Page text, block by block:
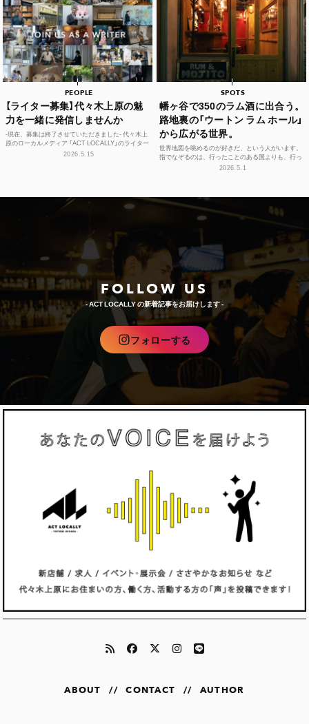
PEOPLE
【ライター募集】代々木上原の魅
力を一緒に発信しませんか
-現在、募集は終了させていただきました- 代々木上
原のローカルメディア 「ACT LOCALLY」のライター
募集！ 世界中にある個性豊かな街に負けない魅...
2026.5.15
SPOTS
幡ヶ谷で350のラム酒に出合う。
路地裏の「ウートン ラム ホール」
から広がる世界。
世界地図を眺めるのが好きだ、という人がいます。
指でなぞるのは、行ったことのある国よりも、行っ
たことのない島々のほう。カリブ海に散らばる、名
2026.5.1
FOLLOW US
- ACT LOCALLY の新着記事をお届けします -
フォローする
ABOUT // CONTACT // AUTHOR